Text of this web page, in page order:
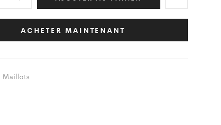
Blanc
ACHETER MAINTENANT
Maillots